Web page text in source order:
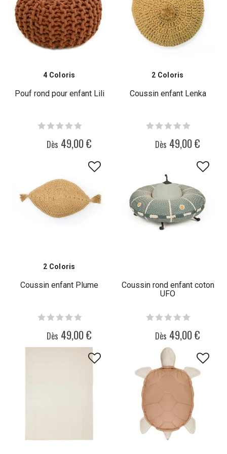
4 Coloris
Pouf rond pour enfant Lili
Dès 49,00 €
2 Coloris
Coussin enfant Lenka
Dès 49,00 €
2 Coloris
Coussin enfant Plume
Dès 49,00 €
Coussin rond enfant coton
UFO
Dès 49,00 €